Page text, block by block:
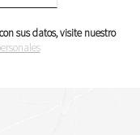
sus datos, visite nuestro